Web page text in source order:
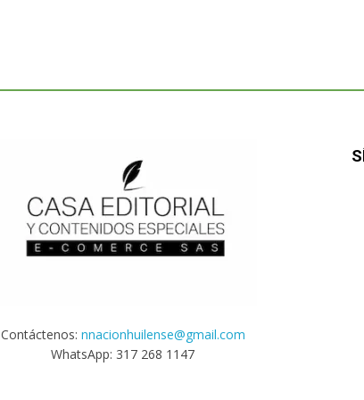
Contáctenos: nnacionhuilense@gmail.com
WhatsApp: 317 268 1147